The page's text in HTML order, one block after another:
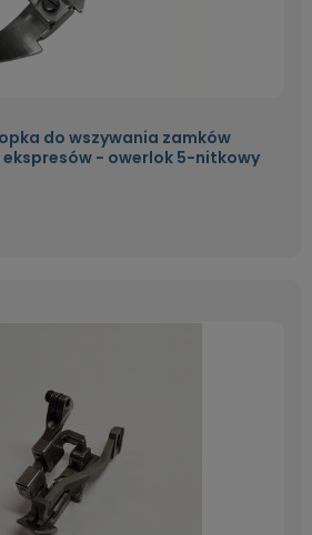
do wszywania zamków
ekspresów - owerlok 5-nitkowy